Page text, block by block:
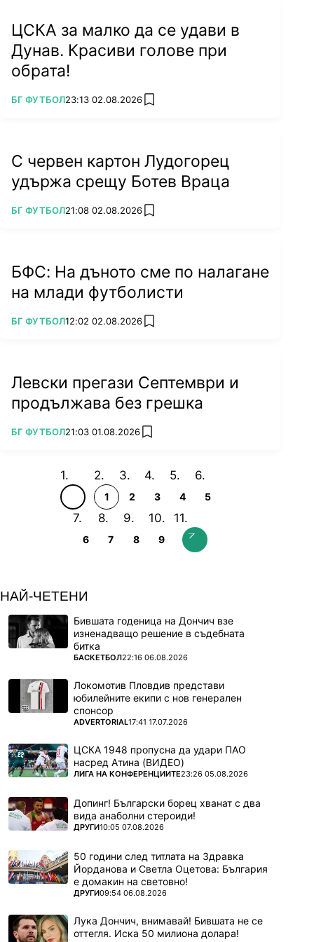
ЦСКА за малко да се удави в
Дунав. Красиви голове при
обрата!
ПОВЕЧЕ ОТ
БГ ФУТБОЛ23:13 02.08.2026 add favorites
С червен картон Лудогорец
удържа срещу Ботев Враца
ПОВЕЧЕ ОТ
БГ ФУТБОЛ21:08 02.08.2026 add favorites
БФС: На дъното сме по налагане
на млади футболисти
ПОВЕЧЕ ОТ
БГ ФУТБОЛ12:02 02.08.2026 add favorites
Левски прегази Септември и
продължава без грешка
ПОВЕЧЕ ОТ
БГ ФУТБОЛ21:03 01.08.2026 add favorites
1 2 3 4 5
6 7 8 9
НАЙ-ЧЕТЕНИ
Бившата годеница на Дончич взе
изненадващо решение в съдебната
битка
ПОВЕЧЕ ОТ
БАСКЕТБОЛ22:16 06.08.2026
Локомотив Пловдив представи
юбилейните екипи с нов генерален
спонсор
ПОВЕЧЕ ОТ
ADVERTORIAL17:41 17.07.2026
ЦСКА 1948 пропусна да удари ПАО
насред Атина (ВИДЕО)
ПОВЕЧЕ ОТ
ЛИГА НА КОНФЕРЕНЦИИТЕ23:26 05.08.2026
Допинг! Български борец хванат с два
вида анаболни стероиди!
ПОВЕЧЕ ОТ
ДРУГИ10:05 07.08.2026
50 години след титлата на Здравка
Йорданова и Светла Оцетова: България
е домакин на световно!
ПОВЕЧЕ ОТ
ДРУГИ09:54 06.08.2026
Лука Дончич, внимавай! Бившата не се
оттегля. Иска 50 милиона долара!